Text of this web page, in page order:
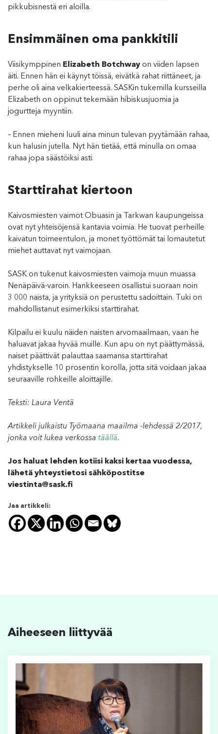
pikkubisnestä eri aloilla.
Ensimmäinen oma pankkitili
Viisikymppinen Elizabeth Botchway on viiden lapsen
äiti. Ennen hän ei käynyt töissä, eivätkä rahat riittäneet, ja
perhe oli aina velkakierteessä. SASKin tukemilla kursseilla
Elizabeth on oppinut tekemään hibiskusjuomia ja
jogurtteja myyntiin.
– Ennen mieheni luuli aina minun tulevan pyytämään rahaa,
kun halusin jutella. Nyt hän tietää, että minulla on omaa
rahaa jopa säästöiksi asti.
Starttirahat kiertoon
Kaivosmiesten vaimot Obuasin ja Tarkwan kaupungeissa
ovat nyt yhteisöjensä kantavia voimia. He tuovat perheille
kaivatun toimeentulon, ja monet työttömät tai lomautetut
miehet auttavat nyt vaimojaan.
SASK on tukenut kaivosmiesten vaimoja muun muassa
Nenäpäivä-varoin. Hankkeeseen osallistui suoraan noin
3 000 naista, ja yrityksiä on perustettu sadoittain. Tuki on
mahdollistanut esimerkiksi starttirahat.
Kilpailu ei kuulu näiden naisten arvomaailmaan, vaan he
haluavat jakaa hyvää muille. Kun apu on nyt päättymässä,
naiset päättivät palauttaa saamansa starttirahat
yhdistykselle 10 prosentin korolla, jotta sitä voidaan jakaa
seuraaville rohkeille aloittajille.
Teksti: Laura Ventä
Artikkeli julkaistu Työmaana maailma -lehdessä 2/2017,
jonka voit lukea verkossa täällä.
Jos haluat lehden kotiisi kaksi kertaa vuodessa,
lähetä yhteystietosi sähköpostitse
viestinta@sask.fi
Jaa artikkeli:
Aiheeseen liittyvää